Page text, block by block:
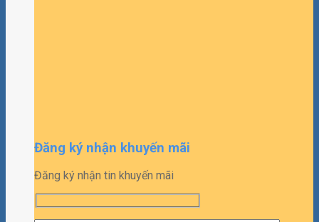
Đăng ký nhận khuyến mãi
Đăng ký nhận tin khuyến mãi